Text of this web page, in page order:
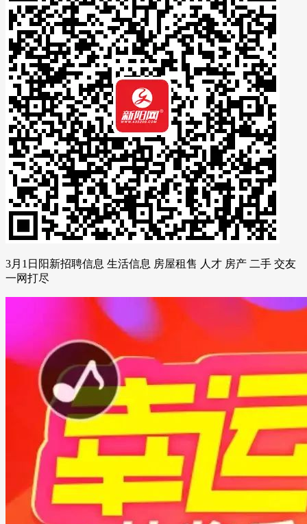
3月1日阳新招聘信息 生活信息 房屋租售 人才 房产 二手 交友
一网打尽